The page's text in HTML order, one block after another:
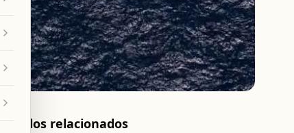
Artículos relacionados